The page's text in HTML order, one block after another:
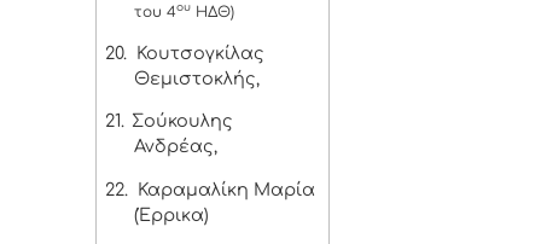
του 4ουΗΔΘ)
20.
Κουτσογκίλας
Θεμιστοκλής,
21. Σούκουλης
Ανδρέας,
22.
Καραμαλίκη Μαρία
(Έρρικα)